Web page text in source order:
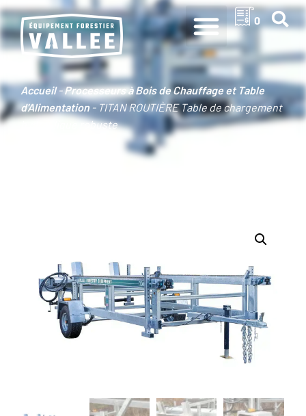
0
Accueil-Processeurs à Bois de Chauffage et Table
d'Alimentation-TITAN ROUTIÈRE Table de chargement
hydraulique robuste